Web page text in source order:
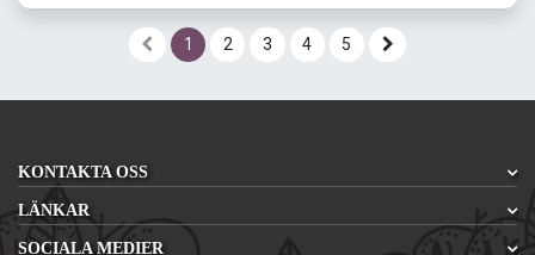
1 2 3 4 5
KONTAKTA OSS
LÄNKAR
SOCIALA MEDIER